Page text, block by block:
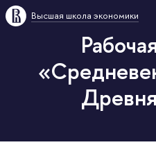
Высшая школа экономики